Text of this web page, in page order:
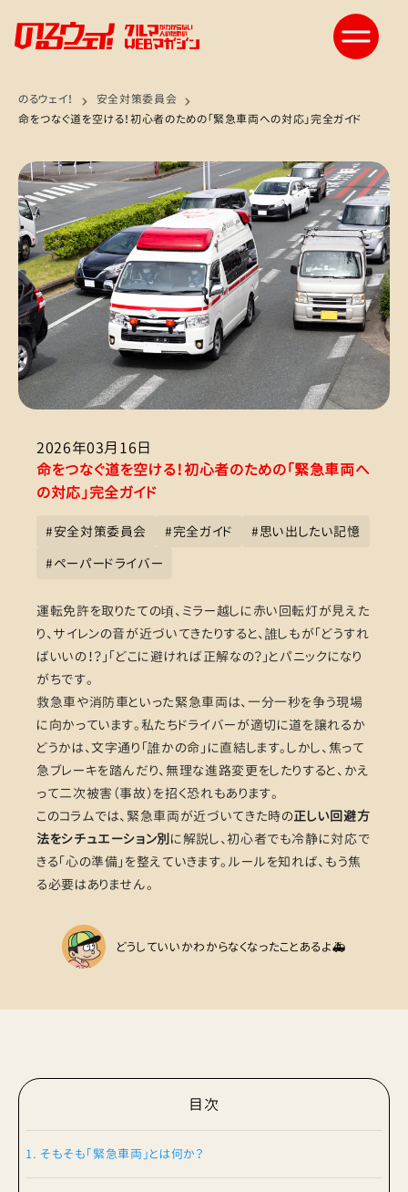
のるウェイ！
安全対策委員会
命をつなぐ道を空ける！初心者のための「緊急車両への対応」完全ガイド
2026年03月16日
命をつなぐ道を空ける！初心者のための「緊急車両へ
の対応」完全ガイド
#安全対策委員会 #完全ガイド #思い出したい記憶
#ペーパードライバー
運転免許を取りたての頃、ミラー越しに赤い回転灯が見えた
り、サイレンの音が近づいてきたりすると、誰しもが「どうすれ
ばいいの！？」「どこに避ければ正解なの？」とパニックになり
がちです。
救急車や消防車といった緊急車両は、一分一秒を争う現場
に向かっています。私たちドライバーが適切に道を譲れるか
どうかは、文字通り「誰かの命」に直結します。しかし、焦って
急ブレーキを踏んだり、無理な進路変更をしたりすると、かえ
って二次被害（事故）を招く恐れもあります。
このコラムでは、緊急車両が近づいてきた時の正しい回避方
法をシチュエーション別に解説し、初心者でも冷静に対応で
きる「心の準備」を整えていきます。ルールを知れば、もう焦
る必要はありません。
どうしていいかわからなくなったことあるよ🚑
目次
1. そもそも「緊急車両」とは何か？